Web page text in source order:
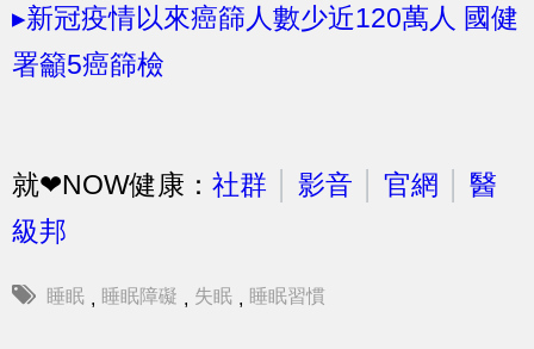
▸新冠疫情以來癌篩人數少近120萬人 國健
署籲5癌篩檢
就❤NOW健康： 社群 影音 官網
醫
級邦
睡眠 , 睡眠障礙 , 失眠 , 睡眠習慣